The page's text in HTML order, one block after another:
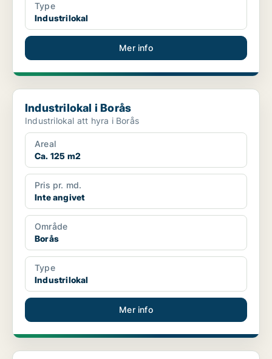
Type
Industrilokal
Mer info
Industrilokal i Borås
Industrilokal i Borås
Industrilokal att hyra i Borås
Areal
Ca. 125 m2
Pris pr. md.
Inte angivet
Område
Borås
Type
Industrilokal
Mer info
Industrilokal i Borås